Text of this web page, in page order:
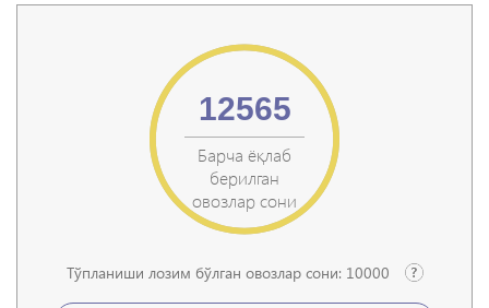
Барча ёқлаб
берилган
овозлар сони
12565
Тўпланиши лозим бўлган овозлар сони: 10000